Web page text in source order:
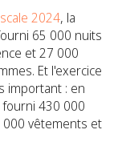
2024, la
65 000 nuits
et 27 000
Et l'exercice
important : en
fourni 430 000
vêtements et